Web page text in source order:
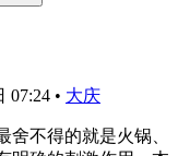
07:24 • 大庆
不得的就是火锅、